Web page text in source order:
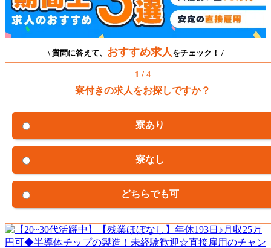
\ 質問に答えて、 おすすめ求人 をチェック！ /
1 / 4
寮付きの求人をお探しですか？
寮あり
寮なし
どちらでも可